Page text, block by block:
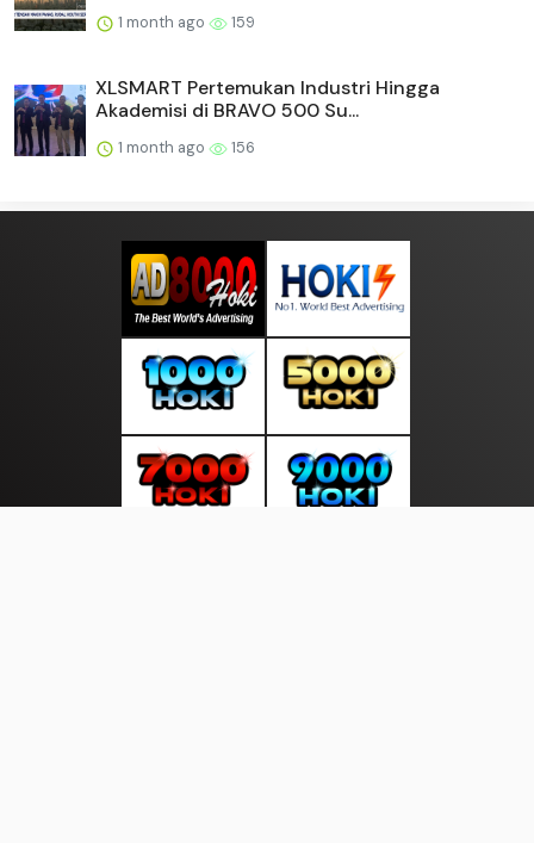
1 month ago 159
XLSMART Pertemukan Industri Hingga
Akademisi di BRAVO 500 Su...
1 month ago 156